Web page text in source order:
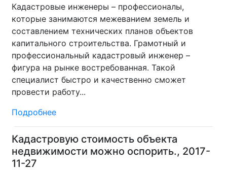
Кадастровые инженеры – профессионалы,
которые занимаются межеванием земель и
составлением технических планов объектов
капитального строительства. Грамотный и
профессиональный кадастровый инженер –
фигура на рынке востребованная. Такой
специалист быстро и качественно сможет
провести работу...
Подробнее
Кадастровую стоимость объекта
недвижимости можно оспорить., 2017-
11-27